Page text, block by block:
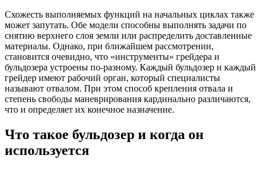
Схожесть выполняемых функций на начальных циклах также
может запутать. Обе модели способны выполнять задачи по
снятию верхнего слоя земли или распределить доставленные
материалы. Однако, при ближайшем рассмотрении,
становится очевидно, что «инструменты» грейдера и
бульдозера устроены по-разному. Каждый бульдозер и каждый
грейдер имеют рабочий орган, который специалисты
называют отвалом. При этом способ крепления отвала и
степень свободы маневрирования кардинально различаются,
что и определяет их конечное назначение.
Что такое бульдозер и когда он
используется